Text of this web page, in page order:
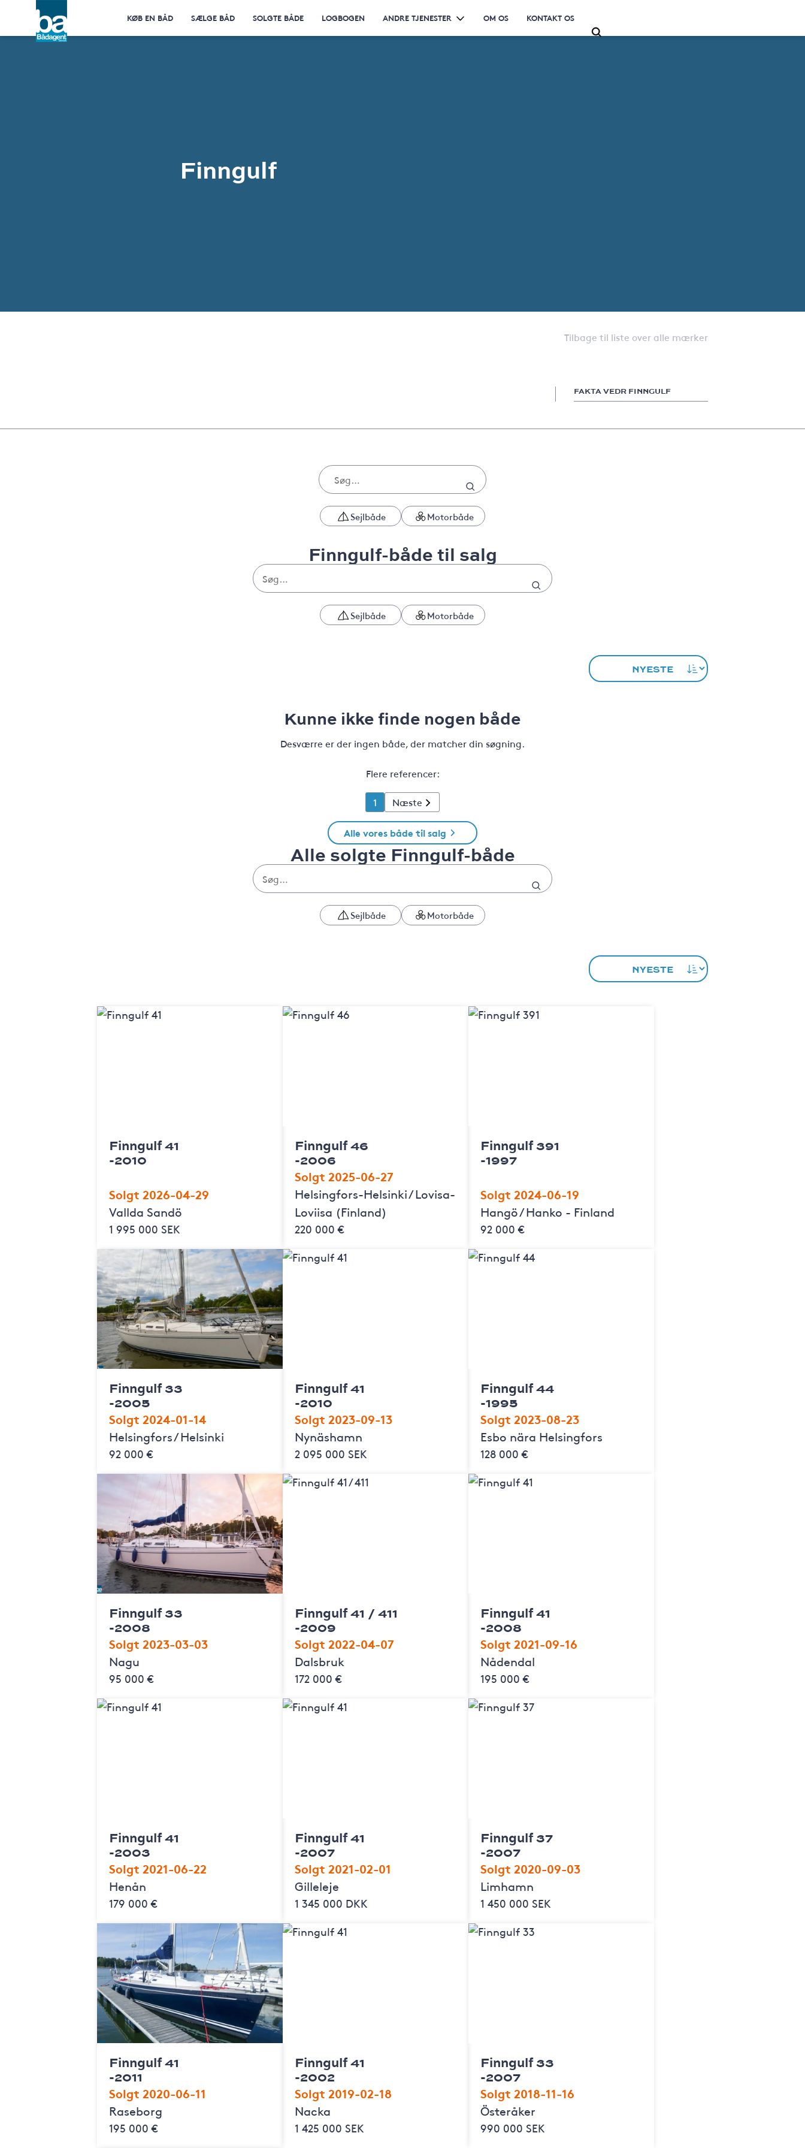
KØB EN BÅD SÆLGE BÅD SOLGTE BÅDE LOGBOGEN ANDRE TJENESTER OM OS KONTAKT OS
Finngulf
Tilbage til liste over alle mærker
FAKTA VEDR FINNGULF
Sejlbåde Motorbåde
Finngulf-både til salg
Sejlbåde Motorbåde
Kunne ikke finde nogen både
Desværre er der ingen både, der matcher din søgning.
Flere referencer:
1 Næste
Alle vores både til salg
Alle solgte Finngulf-både
Sejlbåde Motorbåde
Finngulf 41
-2010
Solgt 2026-04-29
Vallda Sandö
1 995 000 SEK
Finngulf 46
-2006
Solgt 2025-06-27
Helsingfors-Helsinki / Lovisa-
Loviisa (Finland)
220 000 €
Finngulf 391
-1997
Solgt 2024-06-19
Hangö / Hanko - Finland
92 000 €
Finngulf 33
-2005
Solgt 2024-01-14
Helsingfors / Helsinki
92 000 €
Finngulf 41
-2010
Solgt 2023-09-13
Nynäshamn
2 095 000 SEK
Finngulf 44
-1995
Solgt 2023-08-23
Esbo nära Helsingfors
128 000 €
Finngulf 33
-2008
Solgt 2023-03-03
Nagu
95 000 €
Finngulf 41 / 411
-2009
Solgt 2022-04-07
Dalsbruk
172 000 €
Finngulf 41
-2008
Solgt 2021-09-16
Nådendal
195 000 €
Finngulf 41
-2003
Solgt 2021-06-22
Henån
179 000 €
Finngulf 41
-2007
Solgt 2021-02-01
Gilleleje
1 345 000 DKK
Finngulf 37
-2007
Solgt 2020-09-03
Limhamn
1 450 000 SEK
Finngulf 41
-2011
Solgt 2020-06-11
Raseborg
195 000 €
Finngulf 41
-2002
Solgt 2019-02-18
Nacka
1 425 000 SEK
Finngulf 33
-2007
Solgt 2018-11-16
Österåker
990 000 SEK